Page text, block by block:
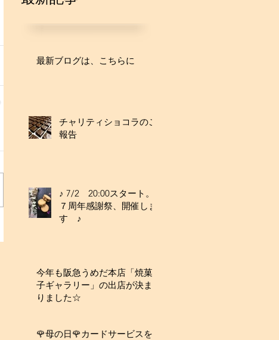
最新ブログは、こちらに
チャリティショコラのご
報告
♪ 7/2 20:00スタート。
７周年感謝祭、開催しま
す ♪
今年も阪急うめだ本店「焼菓
子ギャラリー」の出店が決ま
りました☆
🌹母の日🌹カードサービスを